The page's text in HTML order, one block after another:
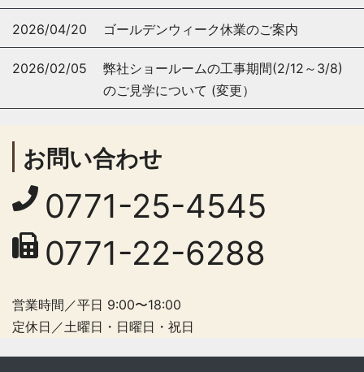
2026/04/20 ゴールデンウィーク休業のご案内
2026/02/05
弊社ショールームの工事期間(2/12～3/8)
のご見学について (変更）
お問い合わせ
0771-25-4545
0771-22-6288
営業時間／平日 9:00〜18:00
定休日／土曜日・日曜日・祝日